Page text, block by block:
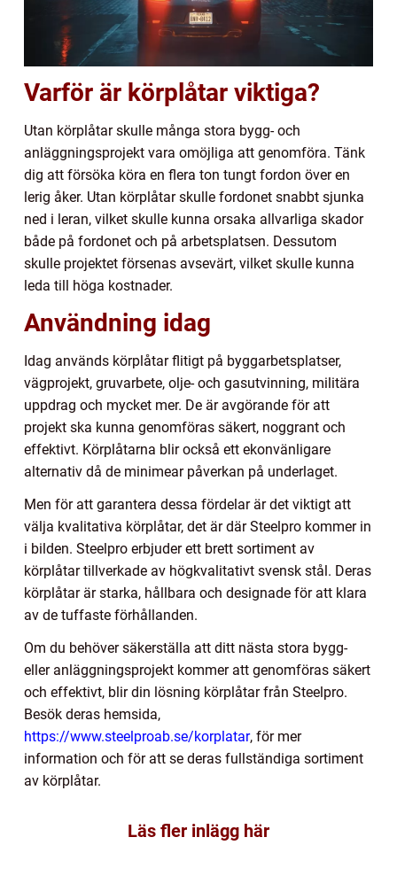
Varför är körplåtar viktiga?
Utan körplåtar skulle många stora bygg- och
anläggningsprojekt vara omöjliga att genomföra. Tänk
dig att försöka köra en flera ton tungt fordon över en
lerig åker. Utan körplåtar skulle fordonet snabbt sjunka
ned i leran, vilket skulle kunna orsaka allvarliga skador
både på fordonet och på arbetsplatsen. Dessutom
skulle projektet försenas avsevärt, vilket skulle kunna
leda till höga kostnader.
Användning idag
Idag används körplåtar flitigt på byggarbetsplatser,
vägprojekt, gruvarbete, olje- och gasutvinning, militära
uppdrag och mycket mer. De är avgörande för att
projekt ska kunna genomföras säkert, noggrant och
effektivt. Körplåtarna blir också ett ekonvänligare
alternativ då de minimear påverkan på underlaget.
Men för att garantera dessa fördelar är det viktigt att
välja kvalitativa körplåtar, det är där Steelpro kommer in
i bilden. Steelpro erbjuder ett brett sortiment av
körplåtar tillverkade av högkvalitativt svensk stål. Deras
körplåtar är starka, hållbara och designade för att klara
av de tuffaste förhållanden.
Om du behöver säkerställa att ditt nästa stora bygg-
eller anläggningsprojekt kommer att genomföras säkert
och effektivt, blir din lösning körplåtar från Steelpro.
Besök deras hemsida,
https://www.steelproab.se/korplatar, för mer
information och för att se deras fullständiga sortiment
av körplåtar.
Läs fler inlägg här